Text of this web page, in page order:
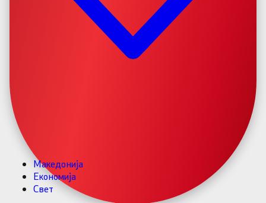
Македонија
Економија
Свет